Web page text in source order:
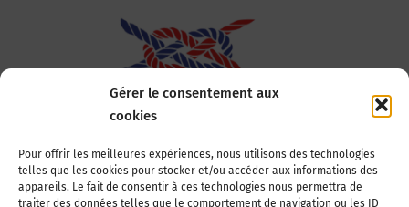
Gérer le consentement aux
cookies
Pour offrir les meilleures expériences, nous utilisons des technologies
telles que les cookies pour stocker et/ou accéder aux informations des
appareils. Le fait de consentir à ces technologies nous permettra de
traiter des données telles que le comportement de navigation ou les ID
Association Nationale des Elus des Littoraux
22, boulevard de la Tour-Maubourg
75007 Paris